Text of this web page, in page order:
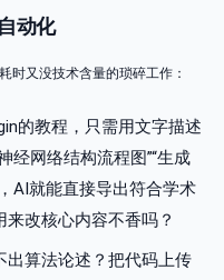
动化
时又没技术含量的琐碎工作：
的教程，只需用文字描述
经网络结构流程图”“生成
AI就能直接导出符合学术
改核心内容不香吗？
出算法论述？把代码上传